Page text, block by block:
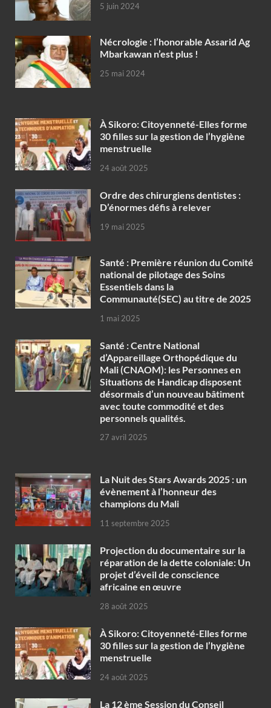
5 juin 2024
Nécrologie : l’honorable Assarid Ag
Mbarkawan n’est plus !
25 mai 2024
À Sikoro: Citoyenneté-Elles forme
30 filles sur la gestion de l’hygiène
menstruelle
24 août 2025
Ordre des chirurgiens dentistes :
D’énormes défis à relever
19 mai 2025
Santé : Première réunion du Comité
national de pilotage des Soins
Essentiels dans la
Communauté(SEC) au titre de 2025
1 mai 2025
Santé : Centre National
d’Appareillage Orthopédique du
Mali (CNAOM): les Personnes en
Situations de Handicap disposent
désormais d’un nouveau bâtiment
avec toute commodité et des
personnels qualités.
27 avril 2025
‎La Nuit des Stars Awards 2025 : un
évènement à l’honneur des
champions du Mali
11 septembre 2025
Projection du documentaire sur la
réparation de la dette coloniale: Un
projet d’éveil de conscience
africaine en œuvre‎
28 août 2025
À Sikoro: Citoyenneté-Elles forme
30 filles sur la gestion de l’hygiène
menstruelle
24 août 2025
La 12 ème Session du Conseil